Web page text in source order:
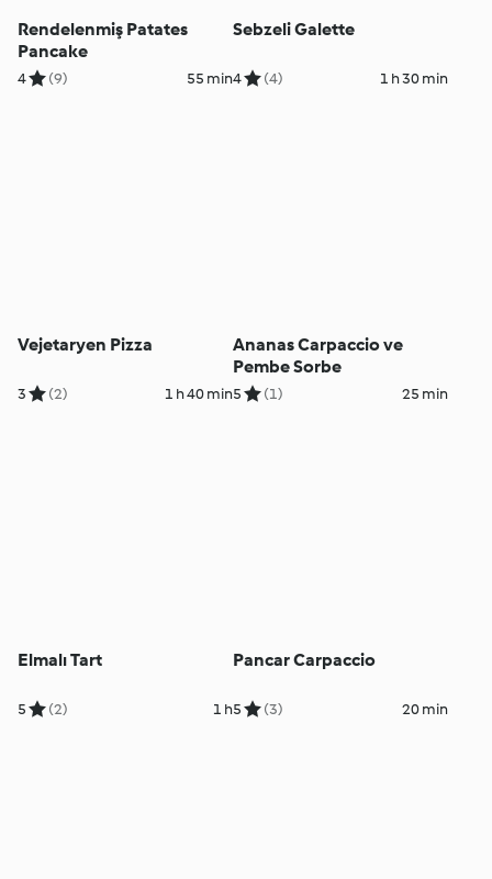
Rendelenmiş Patates
Pancake
4 (9) 55 min
Sebzeli Galette
4 (4) 1 h 30 min
Vejetaryen Pizza
3 (2) 1 h 40 min
Ananas Carpaccio ve
Pembe Sorbe
5 (1) 25 min
Elmalı Tart
5 (2) 1 h
Pancar Carpaccio
5 (3) 20 min